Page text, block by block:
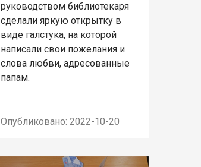
руководством библиотекаря
сделали яркую открытку в
виде галстука, на которой
написали свои пожелания и
слова любви, адресованные
папам.
Опубликовано: 2022-10-20